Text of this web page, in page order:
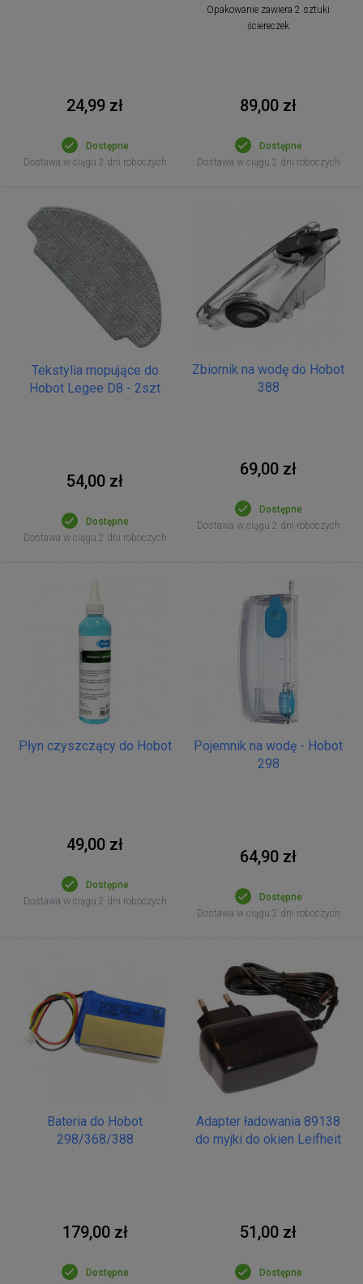
24,99 zł
Dostępne
Dostawa w ciągu 2 dni roboczych
Opakowanie zawiera 2 sztuki
ściereczek
89,00 zł
Dostępne
Dostawa w ciągu 2 dni roboczych
Tekstylia mopujące do
Hobot Legee D8 - 2szt
54,00 zł
Dostępne
Dostawa w ciągu 2 dni roboczych
Zbiornik na wodę do Hobot
388
69,00 zł
Dostępne
Dostawa w ciągu 2 dni roboczych
Płyn czyszczący do Hobot
49,00 zł
Dostępne
Dostawa w ciągu 2 dni roboczych
Pojemnik na wodę - Hobot
298
64,90 zł
Dostępne
Dostawa w ciągu 2 dni roboczych
Bateria do Hobot
298/368/388
179,00 zł
Dostępne
Adapter ładowania 89138
do myjki do okien Leifheit
51,00 zł
Dostępne